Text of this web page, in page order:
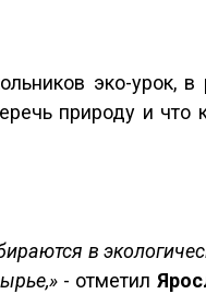
эко-урок, в
природу и
в
- отметил